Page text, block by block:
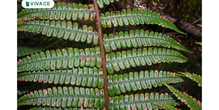
🪴VIVACE